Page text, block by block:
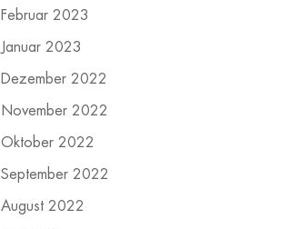
Februar 2023
Januar 2023
Dezember 2022
November 2022
Oktober 2022
September 2022
August 2022